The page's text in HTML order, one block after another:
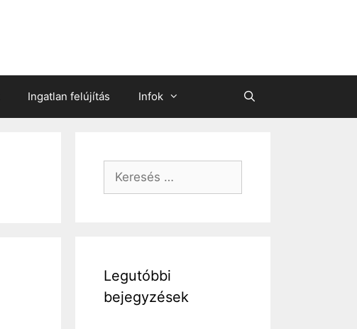
Ingatlan felújítás Infok
Keresés:
Legutóbbi
bejegyzések